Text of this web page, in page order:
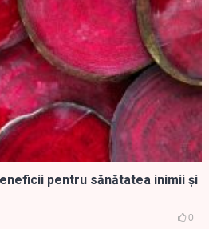
pentru sănătatea inimii și
0